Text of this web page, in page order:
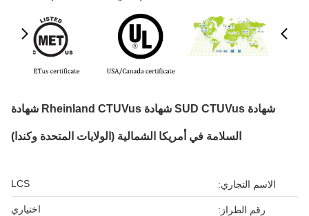
شهادة SUD CTUVus شهادة Rheinland CTUVus شهادة
السلامة في أمريكا الشمالية (الولايات المتحدة وكندا)
الاسم التجاري: LCS
رقم الطراز: اختياري